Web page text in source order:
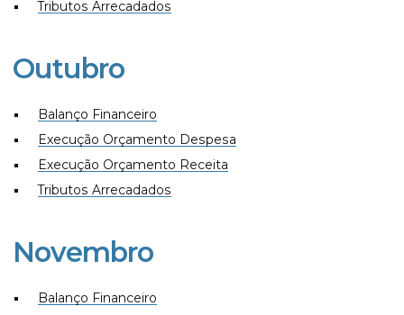
Tributos Arrecadados
Outubro
Balanço Financeiro
Execução Orçamento Despesa
Execução Orçamento Receita
Tributos Arrecadados
Novembro
Balanço Financeiro